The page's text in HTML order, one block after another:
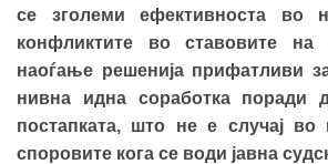
се зголеми ефективноста во
конфликтите во ставовите на
наоѓање решенија прифатливи
нивна идна соработка поради
постапката, што не е случај во
споровите кога се води јавна